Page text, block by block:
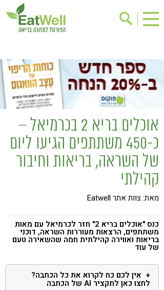
בישול בריא
אינדקס עסקים
ריפוי ומניעת מחלות
בריאות האישה
מתכוני בריאות
אירועים
שינוי תזונתי
גישות בתזונה
דיאטה
ניקוי רעלים
מזונות על
ילדים
הפרעות קשב & ריכוז
רגישות לגלוטן
טעים להכיר
קורונה
טבעונות
אוכלים בריא 2 בכרמיאל –
כ-450 משתתפים הגיעו ליום
של השראה, בריאות וחיבור
קהילתי
מאת: צוות אתר Eatwell
כנס "אוכלים בריא 2" חזר לכרמיאל עם מאות
משתתפים, הרצאות מעוררות השראה, דוכני
בריאות ואווירה קהילתית חמה שהשאירה טעם
של עוד
אין לכם כח לקרוא את כל הכתבה?
לחצו כאן לתקציר AI של הכתבה